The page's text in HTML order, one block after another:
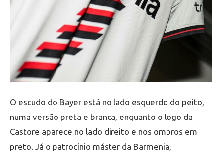
O escudo do Bayer está no lado esquerdo do peito,
numa versão preta e branca, enquanto o logo da
Castore aparece no lado direito e nos ombros em
preto. Já o patrocínio máster da Barmenia,